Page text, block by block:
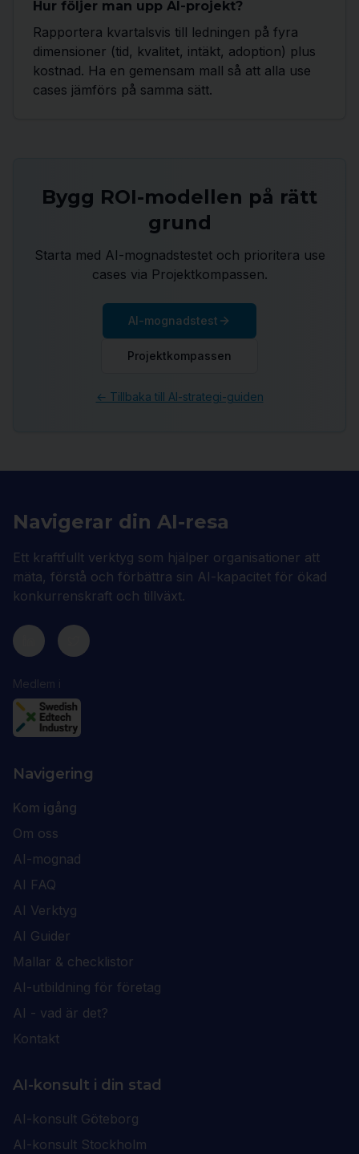
Hur följer man upp AI-projekt?
Rapportera kvartalsvis till ledningen på fyra
dimensioner (tid, kvalitet, intäkt, adoption) plus
kostnad. Ha en gemensam mall så att alla use
cases jämförs på samma sätt.
Bygg ROI-modellen på rätt
grund
Starta med AI-mognadstestet och prioritera use
cases via Projektkompassen.
AI-mognadstest
Projektkompassen
← Tillbaka till AI-strategi-guiden
Navigerar din AI-resa
Ett kraftfullt verktyg som hjälper organisationer att
mäta, förstå och förbättra sin AI-kapacitet för ökad
konkurrenskraft och tillväxt.
Medlem i
Navigering
Kom igång
Om oss
AI-mognad
AI FAQ
AI Verktyg
AI Guider
Mallar & checklistor
AI-utbildning för företag
AI - vad är det?
Kontakt
AI-konsult i din stad
AI-konsult Göteborg
AI-konsult Stockholm